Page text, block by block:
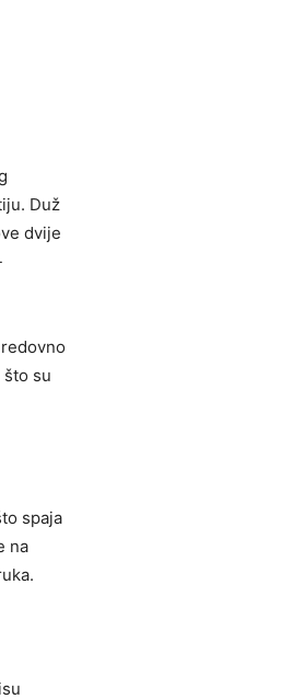
Duž
dvije
su
spaja
na